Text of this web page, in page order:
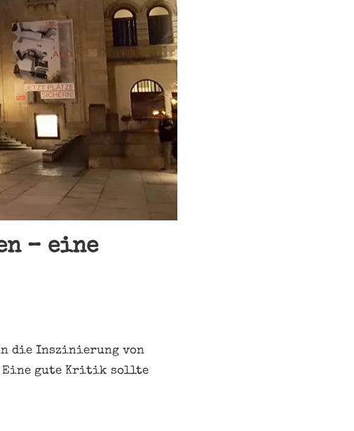
– eine
die Inszinierung von
Eine gute Kritik sollte